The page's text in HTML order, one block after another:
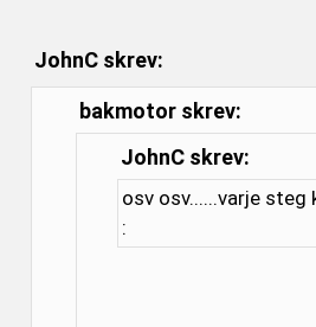
JohnC skrev:
bakmotor skrev:
JohnC skrev:
osv osv......varje steg
: